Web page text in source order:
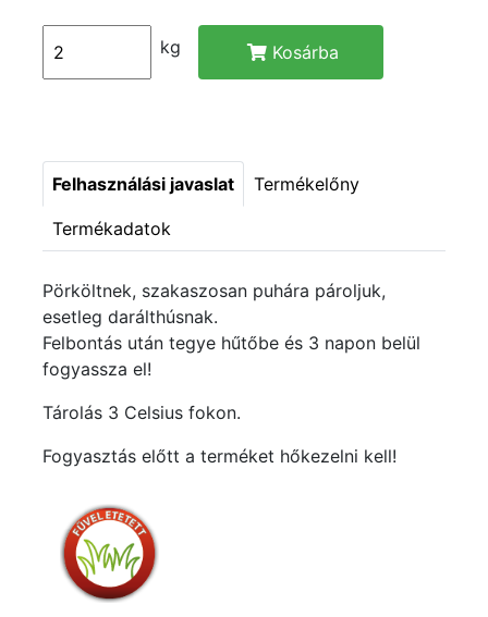
kg Kosárba
Felhasználási javaslat Termékelőny
Termékadatok
Pörköltnek, szakaszosan puhára pároljuk,
esetleg darálthúsnak.
Felbontás után tegye hűtőbe és 3 napon belül
fogyassza el!
Tárolás 3 Celsius fokon.
Fogyasztás előtt a terméket hőkezelni kell!